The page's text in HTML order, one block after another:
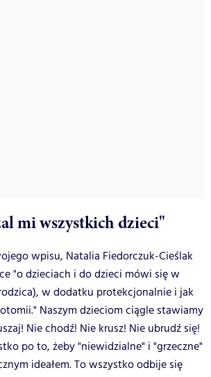
mi wszystkich dzieci"
wpisu, Natalia Fiedorczuk-Cieślak
"o dzieciach i do dzieci mówi się w
w dodatku protekcjonalnie i jak
Naszym dzieciom ciągle stawiamy
Nie chodź! Nie krusz! Nie ubrudź się!
po to, żeby "niewidzialne" i "grzeczne"
ideałem. To wszystko odbije się